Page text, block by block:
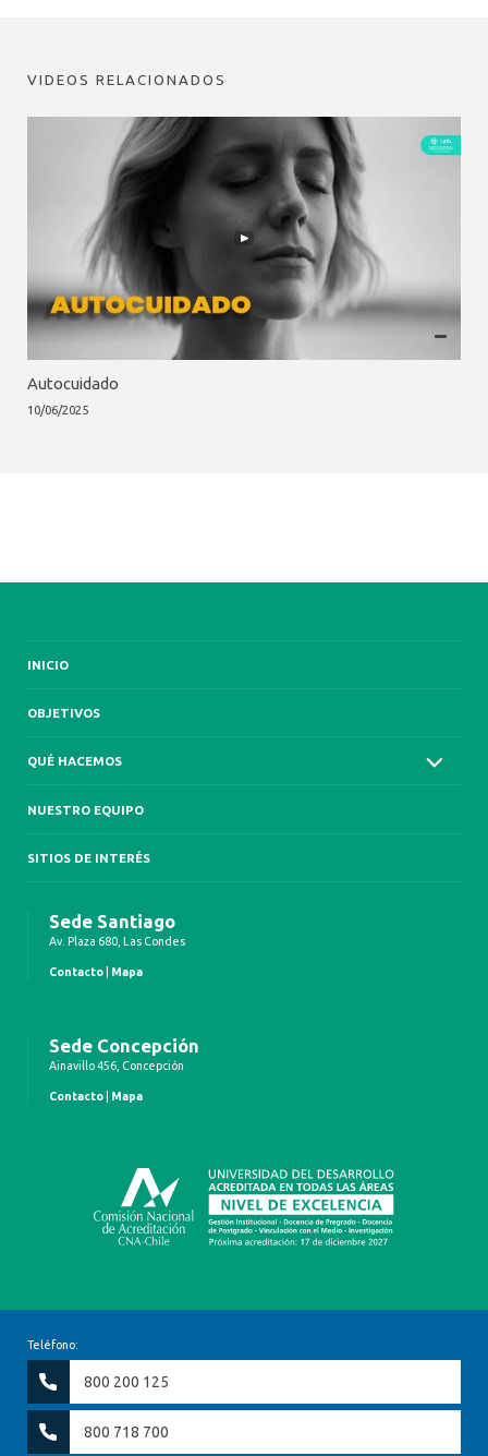
VIDEOS RELACIONADOS
Autocuidado
10/06/2025
INICIO
OBJETIVOS
QUÉ HACEMOS
NUESTRO EQUIPO
SITIOS DE INTERÉS
Sede Santiago
Av. Plaza 680, Las Condes
Contacto Mapa
Sede Concepción
Ainavillo 456, Concepción
Contacto Mapa
Teléfono:
800 200 125
800 718 700